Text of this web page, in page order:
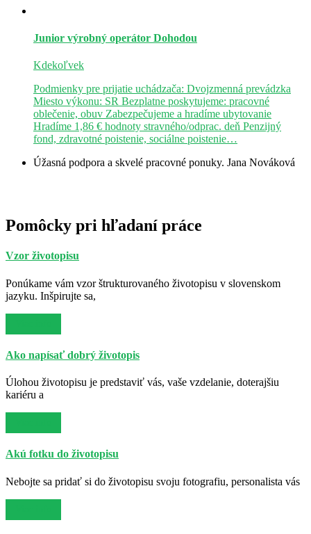
Junior výrobný operátor Dohodou
Kdekoľvek
Podmienky pre prijatie uchádzača: Dvojzmenná prevádzka
Miesto výkonu: SR Bezplatne poskytujeme: pracovné
oblečenie, obuv Zabezpečujeme a hradíme ubytovanie
Hradíme 1,86 € hodnoty stravného/odprac. deň Penzijný
fond, zdravotné poistenie, sociálne poistenie…
Úžasná podpora a skvelé pracovné ponuky. Jana Nováková
Pomôcky pri hľadaní práce
Vzor životopisu
Ponúkame vám vzor štrukturovaného životopisu v slovenskom
jazyku. Inšpirujte sa,
Ako napísať dobrý životopis
Úlohou životopisu je predstaviť vás, vaše vzdelanie, doterajšiu
kariéru a
Akú fotku do životopisu
Nebojte sa pridať si do životopisu svoju fotografiu, personalista vás